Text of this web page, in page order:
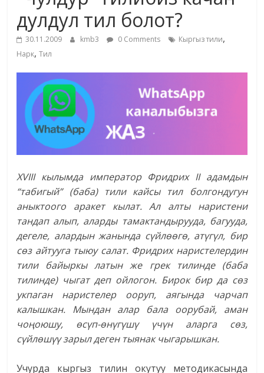
маданияты
жана
адабияты
дулдул тил болот?
30.11.2009 kmb3 0 Comments Кыргыз тили,
Нарк,Тил
XVIII кылымда император Фридрих II адамдын
“табигый” (баба) тили кайсы тил болгондугун
аныктоого аракет кылат. Ал алты наристени
тандап алып, аларды тамактандырууда, багууда,
дегеле, алардын жанында сүйлөөгө, атүгүл, бир
сөз айтууга тыюу салат. Фридрих наристелердин
тили байыркы латын же грек тилинде (баба
тилинде) чыгат деп ойлогон. Бирок бир да сөз
укпаган наристелер ооруп, аягында чарчап
калышкан. Мындан алар бала оорубай, аман
чоңоюшу, өсүп-өнүгүшү үчүн аларга сөз,
сүйлөшүү зарыл деген тыянак чыгарышкан.
Учурда кыргыз тилин окутуу методикасында